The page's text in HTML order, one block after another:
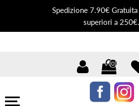
Spedizione 7.90€
superiori a 250€.
(0)